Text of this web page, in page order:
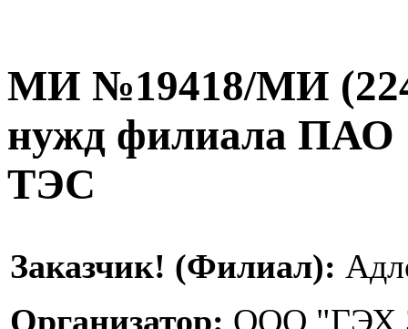
МИ №19418/МИ
нужд филиала
ТЭС
Заказчик! (Филиал):
Организатор: ООО "ГЭХ